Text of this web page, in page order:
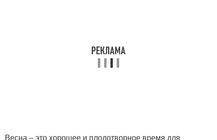
Весна – это хорошее и плодотворное время для